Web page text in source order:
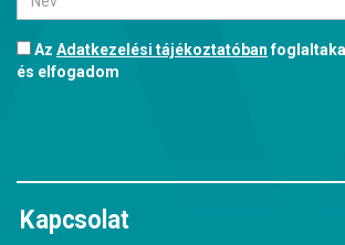
Az Adatkezelési tájékoztatóban
és elfogadom
Kapcsolat